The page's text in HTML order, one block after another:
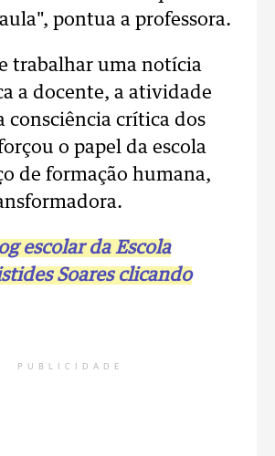
pontua a professora.
trabalhar uma notícia
a docente, a atividade
consciência crítica dos
o papel da escola
de formação humana,
escolar da Escola
Soares clicando
PUBLICIDADE